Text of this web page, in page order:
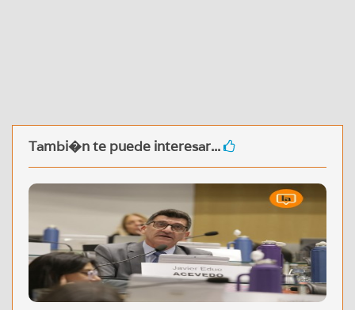
Tambi�n te puede interesar...